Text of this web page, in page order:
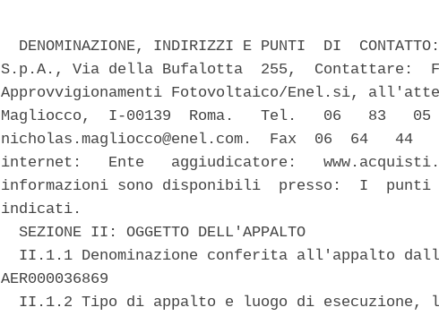
DENOMINAZIONE, INDIRIZZI E PUNTI  DI
S.p.A., Via della Bufalotta  255,  Contattare:
Approvvigionamenti Fotovoltaico/Enel.si,
Magliocco,  I-00139  Roma.   Tel.   06   83
nicholas.magliocco@enel.com.  Fax  06  64
internet:   Ente   aggiudicatore:
informazioni sono disponibili  presso:  I
indicati.
  SEZIONE II: OGGETTO DELL'APPALTO
II.1.1 Denominazione conferita all'appalto
AER000036869
II.1.2 Tipo di appalto e luogo di esecuzione,